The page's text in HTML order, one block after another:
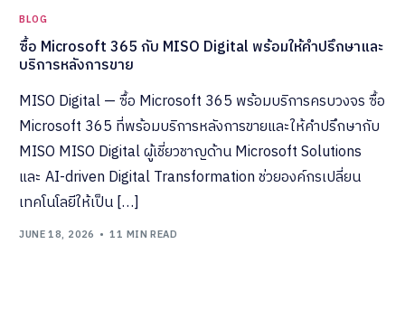
BLOG
ซื้อ Microsoft 365 กับ MISO Digital พร้อมให้คำปรึกษาและ
บริการหลังการขาย
MISO Digital — ซื้อ Microsoft 365 พร้อมบริการครบวงจร ซื้อ
Microsoft 365 ที่พร้อมบริการหลังการขายและให้คำปรึกษากับ
MISO MISO Digital ผู้เชี่ยวชาญด้าน Microsoft Solutions
และ AI-driven Digital Transformation ช่วยองค์กรเปลี่ยน
เทคโนโลยีให้เป็น […]
JUNE 18, 2026 11 MIN READ